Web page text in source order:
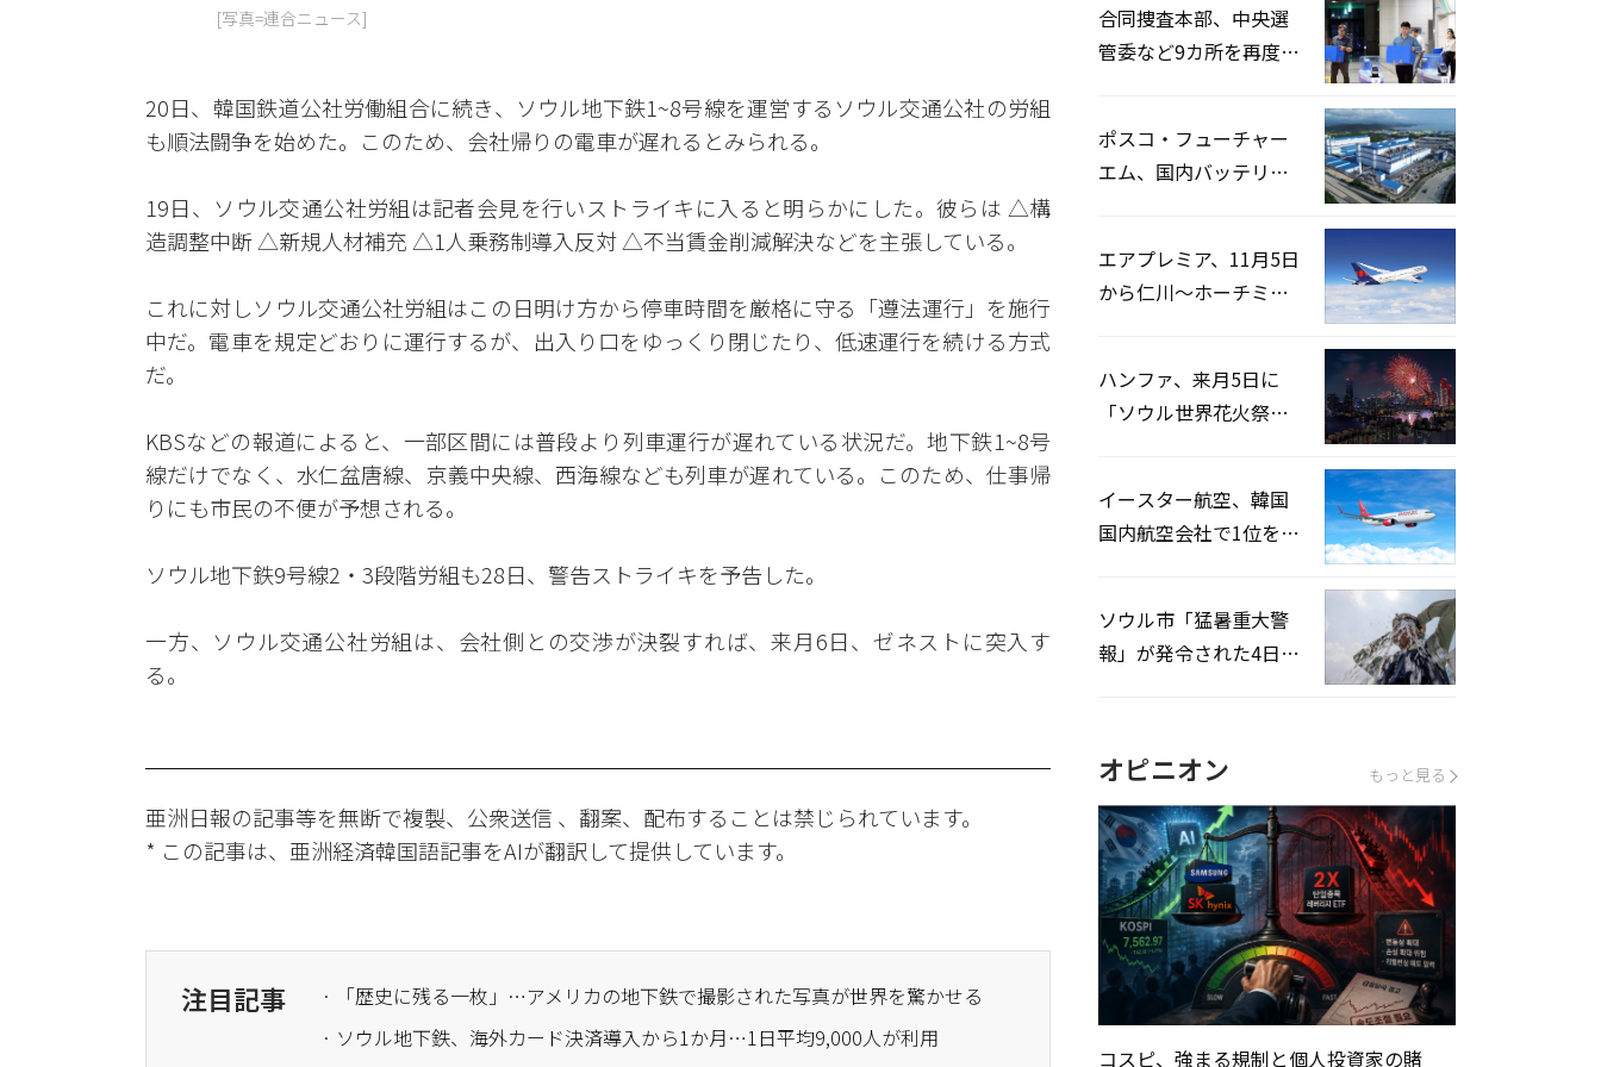
[写真=連合ニュース]
20日、韓国鉄道公社労働組合に続き、ソウル地下鉄1~8号線を運営するソウル交通公社の労組
も順法闘争を始めた。このため、会社帰りの電車が遅れるとみられる。
19日、ソウル交通公社労組は記者会見を行いストライキに入ると明らかにした。彼らは △構
造調整中断 △新規人材補充 △1人乗務制導入反対 △不当賃金削減解決などを主張している。
これに対しソウル交通公社労組はこの日明け方から停車時間を厳格に守る「遵法運行」を施行
中だ。電車を規定どおりに運行するが、出入り口をゆっくり閉じたり、低速運行を続ける方式
だ。
KBSなどの報道によると、一部区間には普段より列車運行が遅れている状況だ。地下鉄1~8号
線だけでなく、水仁盆唐線、京義中央線、西海線なども列車が遅れている。このため、仕事帰
りにも市民の不便が予想される。
ソウル地下鉄9号線2・3段階労組も28日、警告ストライキを予告した。
一方、ソウル交通公社労組は、会社側との交渉が決裂すれば、来月6日、ゼネストに突入す
る。
亜洲日報の記事等を無断で複製、公衆送信 、翻案、配布することは禁じられています。
* この記事は、亜洲経済韓国語記事をAIが翻訳して提供しています。
注目記事
· 「歴史に残る一枚」…アメリカの地下鉄で撮影された写真が世界を驚かせる
· ソウル地下鉄、海外カード決済導入から1か月…1日平均9,000人が利用
合同捜査本部、中央選
管委など9カ所を再度家
ポスコ・フューチャー
エム、国内バッテリー
エアプレミア、11月5日
から仁川〜ホーチミン
ハンファ、来月5日に
「ソウル世界花火祭り
イースター航空、韓国
国内航空会社で1位を記
ソウル市「猛暑重大警
報」が発令された4日、
オピニオン もっと見る
コスピ、強まる規制と個人投資家の賭